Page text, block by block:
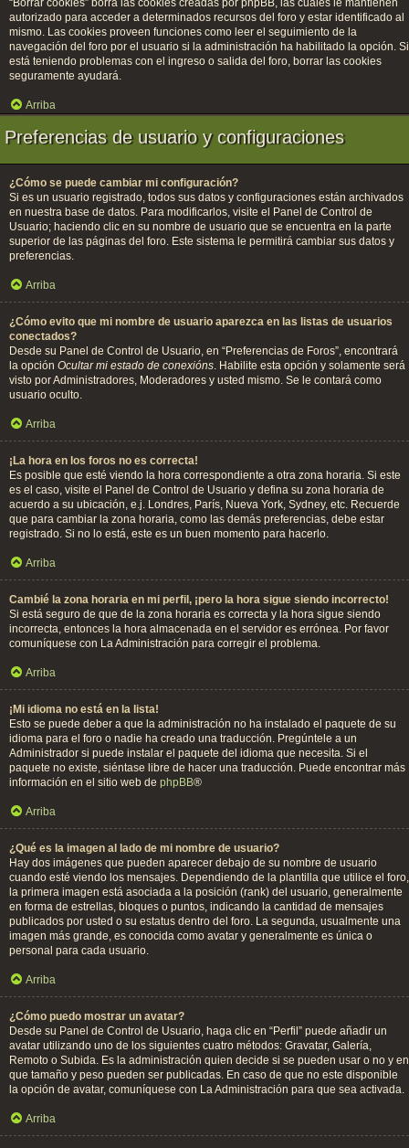
“Borrar cookies” borra las cookies creadas por phpBB, las cuales le mantienen
autorizado para acceder a determinados recursos del foro y estar identificado al
mismo. Las cookies proveen funciones como leer el seguimiento de la
navegación del foro por el usuario si la administración ha habilitado la opción. Si
está teniendo problemas con el ingreso o salida del foro, borrar las cookies
seguramente ayudará.
Arriba
Preferencias de usuario y configuraciones
¿Cómo se puede cambiar mi configuración?
Si es un usuario registrado, todos sus datos y configuraciones están archivados
en nuestra base de datos. Para modificarlos, visite el Panel de Control de
Usuario; haciendo clic en su nombre de usuario que se encuentra en la parte
superior de las páginas del foro. Este sistema le permitirá cambiar sus datos y
preferencias.
Arriba
¿Cómo evito que mi nombre de usuario aparezca en las listas de usuarios
conectados?
Desde su Panel de Control de Usuario, en “Preferencias de Foros”, encontrará
la opción Ocultar mi estado de conexións. Habilite esta opción y solamente será
visto por Administradores, Moderadores y usted mismo. Se le contará como
usuario oculto.
Arriba
¡La hora en los foros no es correcta!
Es posible que esté viendo la hora correspondiente a otra zona horaria. Si este
es el caso, visite el Panel de Control de Usuario y defina su zona horaria de
acuerdo a su ubicación, e.j. Londres, París, Nueva York, Sydney, etc. Recuerde
que para cambiar la zona horaria, como las demás preferencias, debe estar
registrado. Si no lo está, este es un buen momento para hacerlo.
Arriba
Cambié la zona horaria en mi perfil, ¡pero la hora sigue siendo incorrecto!
Si está seguro de que de la zona horaria es correcta y la hora sigue siendo
incorrecta, entonces la hora almacenada en el servidor es errónea. Por favor
comuníquese con La Administración para corregir el problema.
Arriba
¡Mi idioma no está en la lista!
Esto se puede deber a que la administración no ha instalado el paquete de su
idioma para el foro o nadie ha creado una traducción. Pregúntele a un
Administrador si puede instalar el paquete del idioma que necesita. Si el
paquete no existe, siéntase libre de hacer una traducción. Puede encontrar más
información en el sitio web de phpBB®
Arriba
¿Qué es la imagen al lado de mi nombre de usuario?
Hay dos imágenes que pueden aparecer debajo de su nombre de usuario
cuando esté viendo los mensajes. Dependiendo de la plantilla que utilice el foro,
la primera imagen está asociada a la posición (rank) del usuario, generalmente
en forma de estrellas, bloques o puntos, indicando la cantidad de mensajes
publicados por usted o su estatus dentro del foro. La segunda, usualmente una
imagen más grande, es conocida como avatar y generalmente es única o
personal para cada usuario.
Arriba
¿Cómo puedo mostrar un avatar?
Desde su Panel de Control de Usuario, haga clic en “Perfil” puede añadir un
avatar utilizando uno de los siguientes cuatro métodos: Gravatar, Galería,
Remoto o Subida. Es la administración quien decide si se pueden usar o no y en
que tamaño y peso pueden ser publicadas. En caso de que no este disponible
la opción de avatar, comuníquese con La Administración para que sea activada.
Arriba